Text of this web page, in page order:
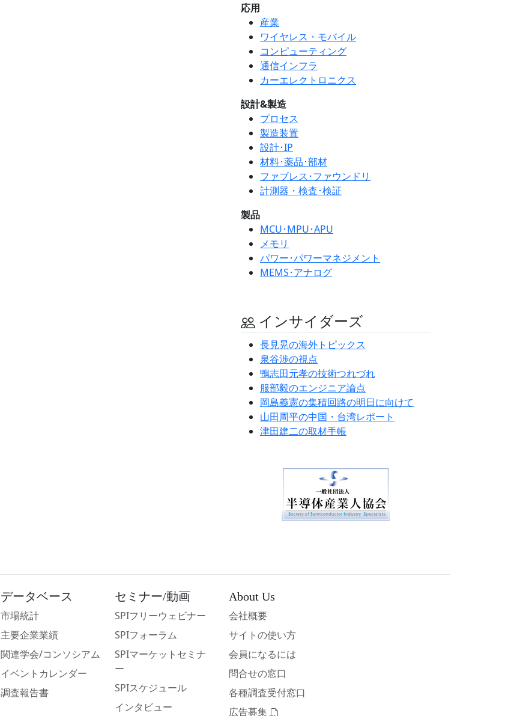
応用
産業
ワイヤレス・モバイル
コンピューティング
通信インフラ
カーエレクトロニクス
設計&製造
プロセス
製造装置
設計･IP
材料･薬品･部材
ファブレス･ファウンドリ
計測器・検査･検証
製品
MCU･MPU･APU
メモリ
パワー･パワーマネジメント
MEMS･アナログ
インサイダーズ
長見晃の海外トピックス
泉谷渉の視点
鴨志田元孝の技術つれづれ
服部毅のエンジニア論点
岡島義憲の集積回路の明日に向けて
山田周平の中国・台湾レポート
津田建二の取材手帳
データベース
市場統計
主要企業業績
関連学会/コンソシアム
イベントカレンダー
調査報告書
セミナー/動画
SPIフリーウェビナー
SPIフォーラム
SPIマーケットセミナ
ー
SPIスケジュール
インタビュー
About Us
会社概要
サイトの使い方
会員になるには
問合せの窓口
各種調査受付窓口
広告募集